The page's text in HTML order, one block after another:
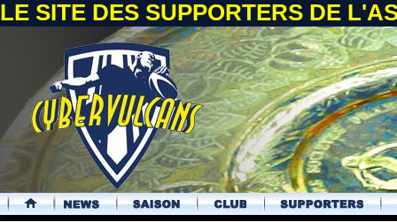
LE SITE DES SUPPORTERS DE
.